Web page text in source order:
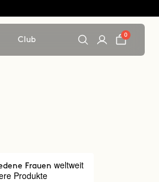
Club
0
Frauenweltweit
Produkte